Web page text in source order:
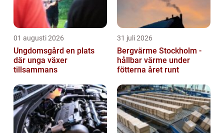
01 augusti 2026
Ungdomsgård en plats
där unga växer
tillsammans
31 juli 2026
Bergvärme Stockholm -
hållbar värme under
fötterna året runt